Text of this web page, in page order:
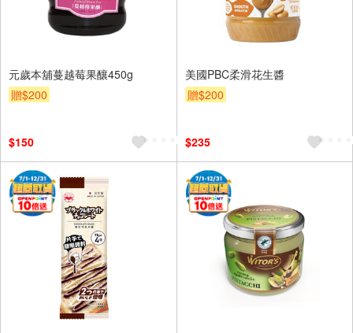
元歲本舖蔓越莓果釀450g
贈$200
$150
美國PBC柔滑花生醬
贈$200
$235